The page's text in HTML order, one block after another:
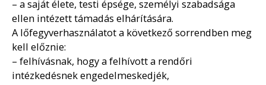
– a saját élete, testi épsége, személyi szabadsága
ellen intézett támadás elhárítására.
A lőfegyverhasználatot a következő sorrendben meg
kell előznie:
– felhívásnak, hogy a felhívott a rendőri
intézkedésnek engedelmeskedjék,